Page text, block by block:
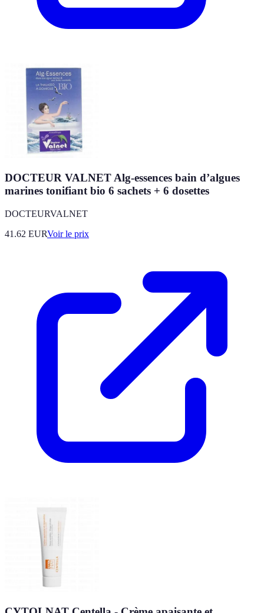
DOCTEUR VALNET Alg-essences bain d’algues
marines tonifiant bio 6 sachets + 6 dosettes
DOCTEURVALNET
41.62 EURVoir le prix